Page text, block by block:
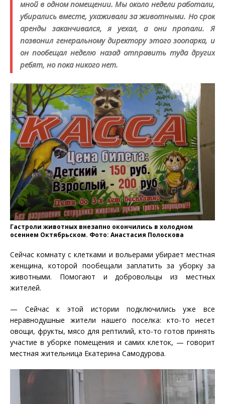
мной в одном помещении. Мы около недели работали,
убирались вместе, ухаживали за животными. Но срок
аренды заканчивался, я уехал, а они пропали. Я
позвонил генеральному директору этого зоопарка, и
он пообещал неделю назад отправить туда других
ребят, но пока никого нет.
Гастроли животных внезапно окончились в холодном
осеннем Октябрьском. Фото: Анастасия Полоскова
Сейчас комнату с клетками и вольерами убирает местная
женщина, которой пообещали заплатить за уборку за
животными. Помогают и добровольцы из местных
жителей.
— Сейчас к этой истории подключились уже все
неравнодушные жители нашего поселка: кто-то несет
овощи, фрукты, мясо для рептилий, кто-то готов принять
участие в уборке помещения и самих клеток, — говорит
местная жительница Екатерина Самодурова.